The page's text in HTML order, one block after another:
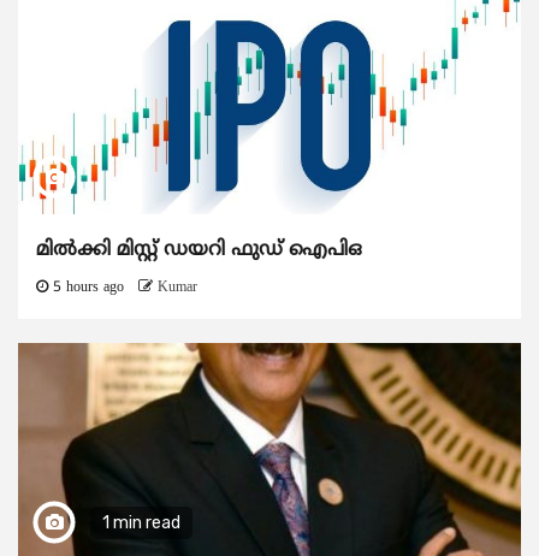
മിൽക്കി മിസ്റ്റ് ഡയറി ഫുഡ് ഐപിഒ
5 hours ago Kumar
1 min read